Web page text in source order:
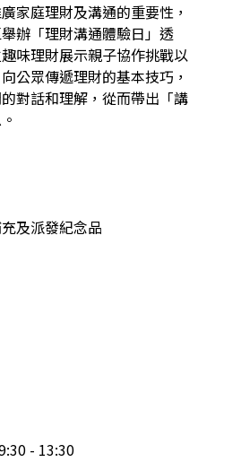
家庭理財及溝通的重要性，
辦「理財溝通體驗日」透
味理財展示親子協作挑戰以
公眾傳遞理財的基本技巧，
對話和理解，從而帶出「講
及派發紀念品
- 13:30